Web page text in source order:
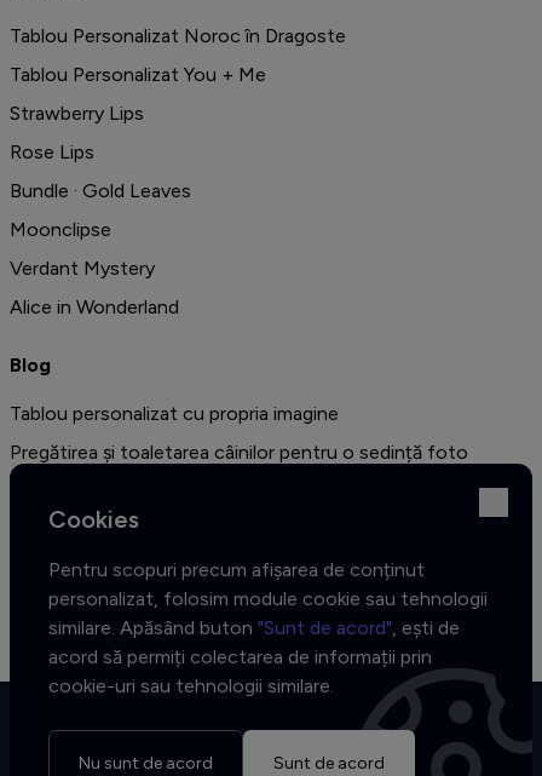
Tablou Personalizat Noroc în Dragoste
Tablou Personalizat You + Me
Strawberry Lips
Rose Lips
Bundle · Gold Leaves
Moonclipse
Verdant Mystery
Alice in Wonderland
Blog
Tablou personalizat cu propria imagine
Pregătirea și toaletarea câinilor pentru o sedință foto
profesională
Amenajarea unui dormitor în stil vintage - cele mai bune idei
Colecția African Muse - Cele trei fețe ale inspirației
Cookies
Pentru scopuri precum afișarea de conținut
personalizat, folosim module cookie sau tehnologii
similare. Apăsând buton "Sunt de acord", ești de
acord să permiți colectarea de informații prin
cookie-uri sau tehnologii similare.
Nu sunt de acord Sunt de acord